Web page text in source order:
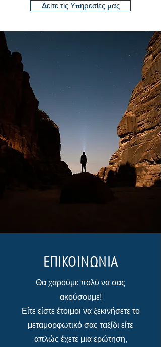
Δείτε τις Υπηρεσίες μας
ΕΠΙΚΟΙΝΩΝΙΑ
Θα χαρούμε πολύ να σας
ακούσουμε!
Είτε είστε έτοιμοι να ξεκινήσετε το
μεταμορφωτικό σας ταξίδι είτε
απλώς έχετε μια ερώτηση,